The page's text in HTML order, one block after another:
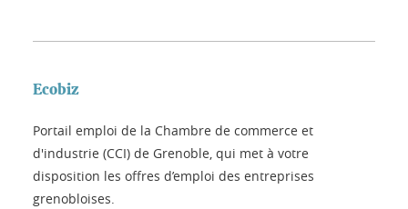
Ecobiz
Portail emploi de la Chambre de commerce et
d'industrie (CCI) de Grenoble, qui met à votre
disposition les offres d’emploi des entreprises
grenobloises.